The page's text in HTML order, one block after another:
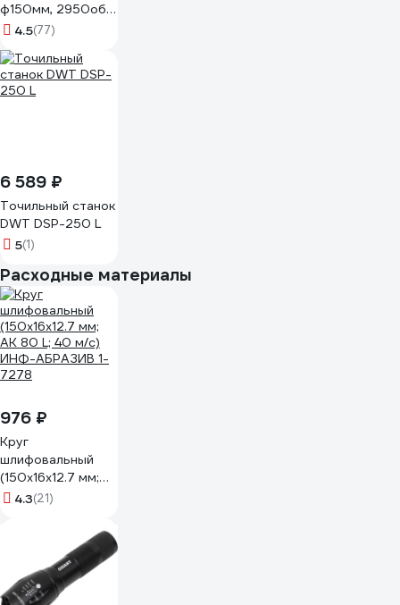
ф150мм, 2950об/
мин BG 150/280
4.5(77)
6 589 ₽
Точильный станок
DWT DSP-250 L
5(1)
Расходные материалы
976 ₽
Круг
шлифовальный
(150х16х12.7 мм;
AK 80 L; 40 м/с)
4.3(21)